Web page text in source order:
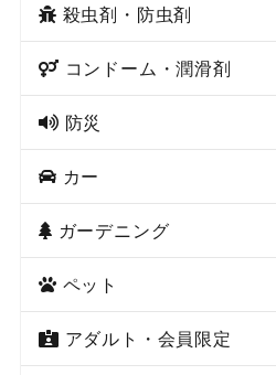
殺虫剤・防虫剤
コンドーム・潤滑剤
防災
カー
ガーデニング
ペット
アダルト・会員限定